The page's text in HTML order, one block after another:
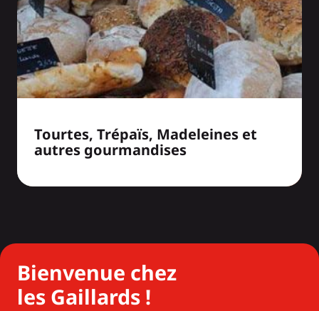
Tourtes, Trépaïs, Madeleines et
autres gourmandises
Bienvenue chez
les Gaillards !